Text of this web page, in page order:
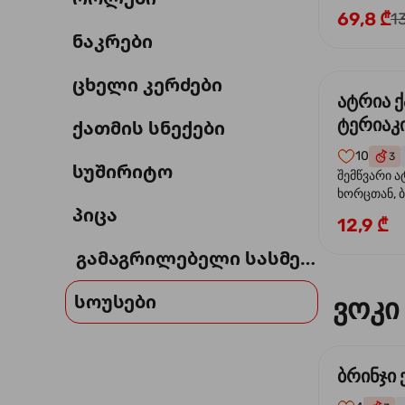
ნაკრები
ცხელი კერძები
ქათმის სნექები
სუშირიტო
პიცა
გამაგრილებელი სასმელი
სოუსები
69,8 ₾
ატრია
10 3
შემწვარი
ხორცთან,
და
12,9 ₾
ვოკი
ბრინჯი